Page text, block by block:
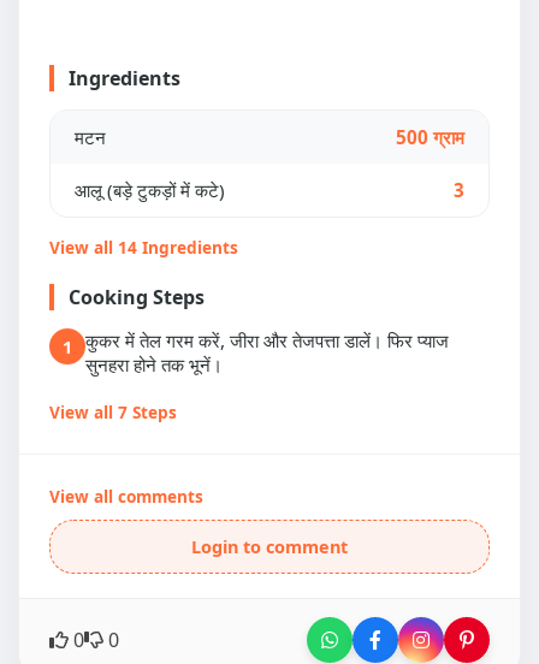
Ingredients
मटन 500 ग्राम
आलू (बड़े टुकड़ों में कटे) 3
View all 14 Ingredients
Cooking Steps
1
कुकर में तेल गरम करें, जीरा और तेजपत्ता डालें। फिर प्याज
सुनहरा होने तक भूनें।
View all 7 Steps
View all comments
Login to comment
0 0